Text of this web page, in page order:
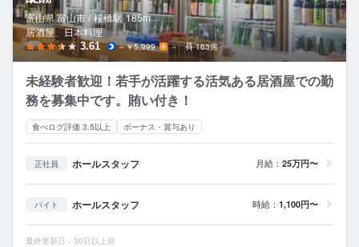
富山県 富山市 / 桜橋駅 185m
居酒屋、日本料理
3.61 ～￥5,999 － 163席
未経験者歓迎！若手が活躍する活気ある居酒屋での勤
務を募集中です。賄い付き！
食べログ評価 3.5以上 ボーナス・賞与あり
正社員 ホールスタッフ 月給： 25万円〜
バイト ホールスタッフ 時給： 1,100円〜
最終更新日：30日以上前